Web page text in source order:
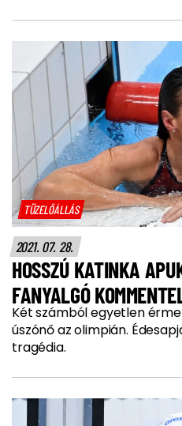
TÜZELŐÁLLÁS
2021. 07. 28.
HOSSZÚ KATINKA
FANYALGÓ
Két számból egyetlen
úszónő az olimpián.
tragédia.